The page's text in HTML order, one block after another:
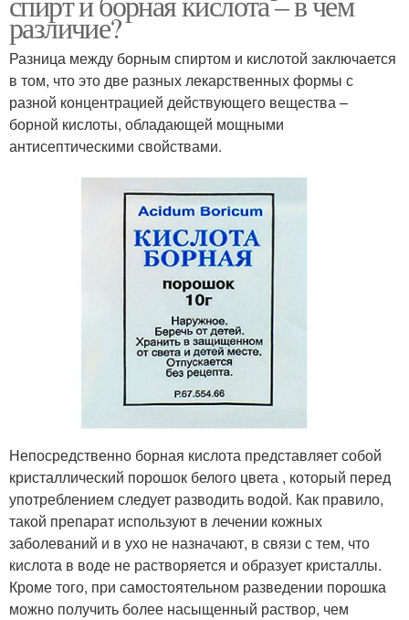
различие?
Разница между борным спиртом и кислотой заключается
в том, что это две разных лекарственных формы с
разной концентрацией действующего вещества –
борной кислоты, обладающей мощными
антисептическими свойствами.
Непосредственно борная кислота представляет собой
кристаллический порошок белого цвета , который перед
употреблением следует разводить водой. Как правило,
такой препарат используют в лечении кожных
заболеваний и в ухо не назначают, в связи с тем, что
кислота в воде не растворяется и образует кристаллы.
Кроме того, при самостоятельном разведении порошка
можно получить более насыщенный раствор, чем